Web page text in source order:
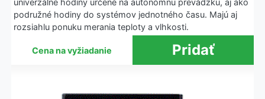
univerzálne hodiny určené na autonómnu prevádzku, aj ako
podružné hodiny do systémov jednotného času. Majú aj
rozsiahlu ponuku merania teploty a vlhkosti.
Cena na vyžiadanie